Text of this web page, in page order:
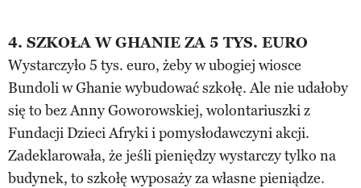
4. SZKOŁA W GHANIE ZA 5 TYS. EURO
Wystarczyło 5 tys. euro, żeby w ubogiej wiosce
Bundoli w Ghanie wybudować szkołę. Ale nie udałoby
się to bez Anny Goworowskiej, wolontariuszki z
Fundacji Dzieci Afryki i pomysłodawczyni akcji.
Zadeklarowała, że jeśli pieniędzy wystarczy tylko na
budynek, to szkołę wyposaży za własne pieniądze.